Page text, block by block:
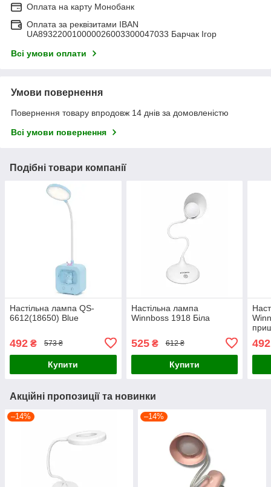
Оплата на карту Монобанк
Оплата за реквізитами IBAN
UA893220010000026003300047033 Барчак Ігор
Всі умови оплати
Умови повернення
Повернення товару впродовж 14 днів за домовленістю
Всі умови повернення
Подібні товари компанії
Настільна лампа QS-
6612(18650) Blue
492 ₴ 573 ₴
Купити
Настільна лампа
Winnboss 1918 Біла
525₴ 612 ₴
Купити
492
Акційні пропозиції та новинки
–14% –14%